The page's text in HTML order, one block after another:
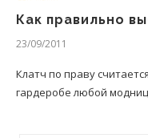
Как правильно
23/09/2011
Клатч по праву
гардеробе любой